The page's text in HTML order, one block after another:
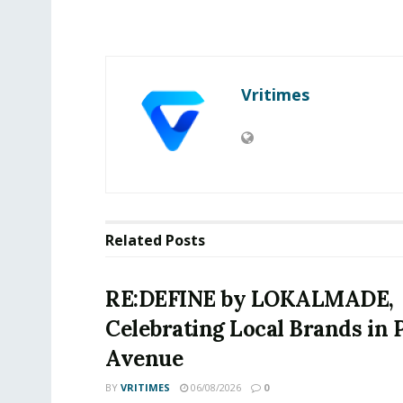
Vritimes
Related Posts
RE:DEFINE by LOKALMADE,
Celebrating Local Brands in
Avenue
BY VRITIMES 06/08/2026 0